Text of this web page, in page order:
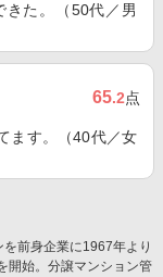
きた。（50代／男
65.2点
ます。（40代／女
前身企業に1967年より
開始。分譲マンション管